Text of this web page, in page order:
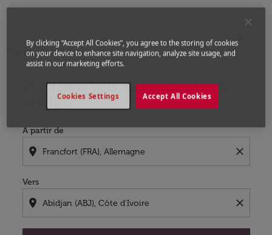
Accueil Vols Vols pour Côte d'Ivoire
Vols de
Francfort a Abidjan
Prochains Vols de Francfort vers
Abidjan
À partir de
location_on close
Vers
location_on close
Aucun tarif trouvé pour les options populaires
By clicking “Accept All Cookies”, you agree to the storing of cookies
on your device to enhance site navigation, analyze site usage, and
assist in our marketing efforts.
Accept All Cookies
Cookies Settings